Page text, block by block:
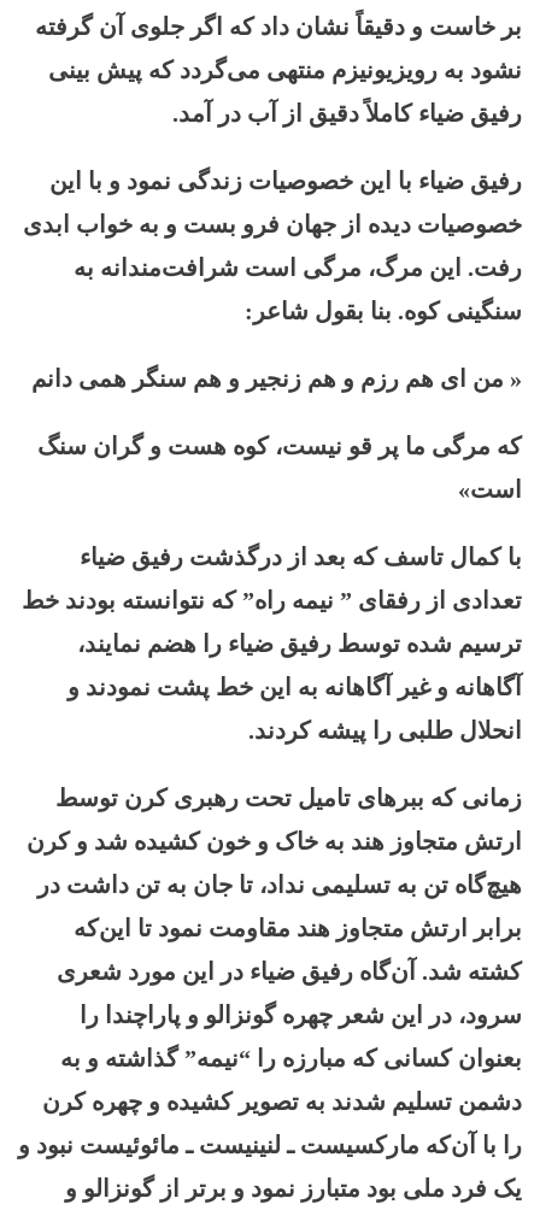
بر خاست و دقیقاً نشان داد که اگر جلوی آن گرفته
نشود به رویزیونیزم منتهی می‌گردد که پیش بینی
رفیق ضیاء کاملاً دقیق از آب در آمد.
رفیق ضیاء با این خصوصیات زندگی نمود و با این
خصوصیات دیده از جهان فرو بست و به خواب ابدی
رفت. این مرگ، مرگی است شرافت‌مندانه به
سنگینی کوه. بنا بقول شاعر:
« من ای هم رزم و هم زنجیر و هم سنگر همی دانم
که مرگی ما پر قو نیست، کوه هست و گران سنگ
است»
با کمال تاسف که بعد از درگذشت رفیق ضیاء
تعدادی از رفقای ” نیمه راه” که نتوانسته بودند خط
ترسیم شده توسط رفیق ضیاء را هضم نمایند،
آگاهانه و غیر آگاهانه به این خط پشت نمودند و
انحلال طلبی را پیشه کردند.
زمانی که ببرهای تامیل تحت رهبری کرن توسط
ارتش متجاوز هند به خاک و خون کشیده شد و کرن
هیچ‌گاه تن به تسلیمی نداد، تا جان به تن داشت در
برابر ارتش متجاوز هند مقاومت نمود تا این‌که
کشته شد. آن‌گاه رفیق ضیاء در این مورد شعری
سرود، در این شعر چهره گونزالو و پاراچندا را
بعنوان کسانی که مبارزه را “نیمه” گذاشته و به
دشمن تسلیم شدند به تصویر کشیده و چهره کرن
را با آن‌که مارکسیست ـ لنینیست ـ مائوئیست نبود و
یک فرد ملی بود متبارز نمود و برتر از گونزالو و